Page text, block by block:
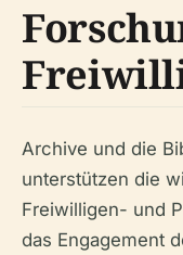
Archive und die
unterstützen die
Freiwilligen- und
das Engagement